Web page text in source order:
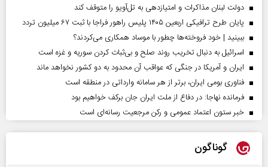
دولت لبنان مذاکرات و امتیازدهی به تل‌آویو را متوقف کند
پایان طرح ترافیکی اربعین ۱۴۰۵ پلیس راهور فراجا با ثبت ۶۷ میلیون تردد
ببینید | خود فروخته‌ها چطور با موساد همکاری می‌کردند؟
اسرائیل به دنبال تخریب روند صلح و بی‌ثبات کردن سوریه و غزه است
ایران و آمریکا در جنگی که عواقب آن محدود به دو کشور نخواهد ماند
فناوری بومی ایران، برتر از هر سامانه وارداتی در منطقه است
فرمانده نهاجا: در دفاع از ملت ایران جان برکف خواهیم بود
خبر ستون اعتماد عمومی و رکن مرجعیت رسانه‌ای است
گوناگون